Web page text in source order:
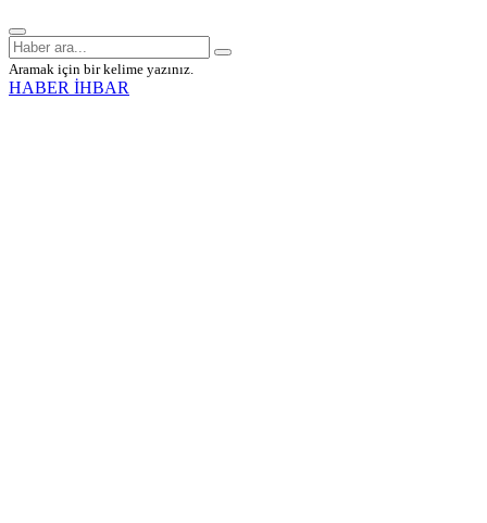
Aramak için bir kelime yazınız.
HABER İHBAR